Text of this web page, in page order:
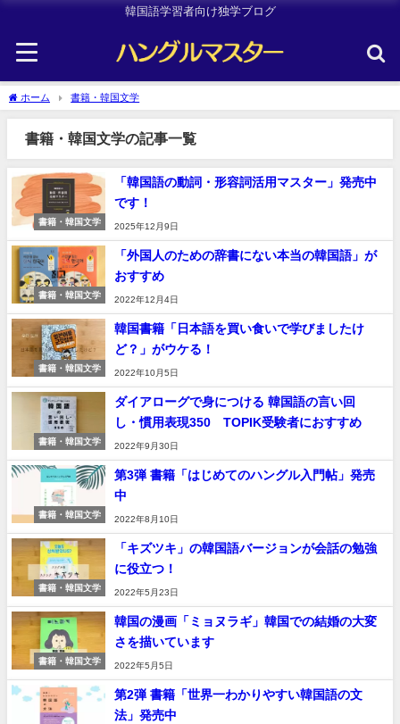
韓国語学習者向け独学ブログ
ホーム 書籍・韓国文学
書籍・韓国文学の記事一覧
書籍・韓国文学
「韓国語の動詞・形容詞活用マスター」発売中
です！
2025年12月9日
書籍・韓国文学
「外国人のための辞書にない本当の韓国語」が
おすすめ
2022年12月4日
書籍・韓国文学
韓国書籍「日本語を買い食いで学びましたけ
ど？」がウケる！
2022年10月5日
書籍・韓国文学
ダイアローグで身につける 韓国語の言い回
し・慣用表現350 TOPIK受験者におすすめ
2022年9月30日
書籍・韓国文学
第3弾 書籍「はじめてのハングル入門帖」発売
中
2022年8月10日
書籍・韓国文学
「キズツキ」の韓国語バージョンが会話の勉強
に役立つ！
2022年5月23日
書籍・韓国文学
韓国の漫画「ミョヌラギ」韓国での結婚の大変
さを描いています
2022年5月5日
第2弾 書籍「世界一わかりやすい韓国語の文
法」発売中